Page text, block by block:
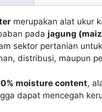
merupakan alat ukur
pada jagung
sektor pertanian
distribusi, maupun
moisture content,
dapat mencegah